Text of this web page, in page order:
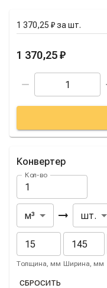
1 370,25 ₽за шт.
1 370,25 ₽
Конвертер
Кол-во
Из
м³
В
шт.
Толщина, мм Ширина, мм
СБРОСИТЬ